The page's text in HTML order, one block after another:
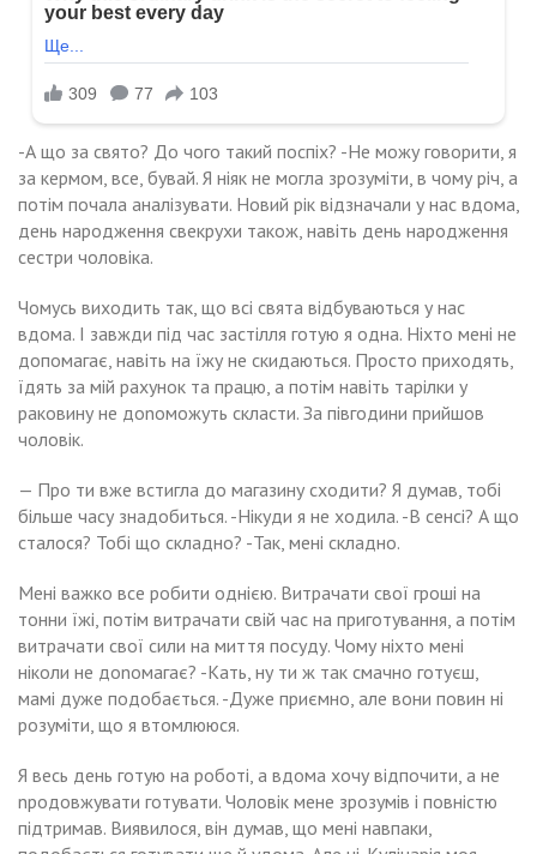
-А що за свято? До чого такий поспіх? -Не можу говорити, я
за кермом, все, бувай. Я ніяк не могла зрозуміти, в чому річ, а
потім почала аналізувати. Новий рік відзначали у нас вдома,
день народження свекрухи також, навіть день народження
сестри чоловіка.
Чомусь виходить так, що всі свята відбуваються у нас
вдома. І завжди під час застілля готую я одна. Ніхто мені не
допомагає, навіть на їжу не скидаються. Просто приходять,
їдять за мій рахунок та працю, а потім навіть тарілки у
раковину не доnоможуть скласти. За півгодини прийшов
чоловік.
— Про ти вже встигла до магазину сходити? Я думав, тобі
більше часу знадобиться. -Нікуди я не ходила. -В сенсі? А що
сталося? Тобі що складно? -Так, мені складно.
Мені важко все робити однією. Витрачати свої гроші на
тонни їжі, потім витрачати свій час на приготування, а потім
витрачати свої сили на миття посуду. Чому ніхто мені
ніколи не доnомагає? -Кать, ну ти ж так смачно готуєш,
мамі дуже подобається. -Дуже приємно, але вони повин ні
розуміти, що я втомлююся.
Я весь день готую на роботі, а вдома хочу відпочити, а не
nродовжувати готувати. Чоловік мене зрозумів і повністю
підтримав. Виявилося, він думав, що мені навпаки,